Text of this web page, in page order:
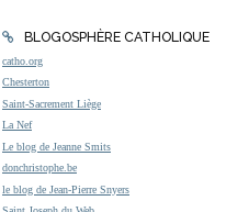
BLOGOSPHÈRE CATHOLIQUE
catho.org
Chesterton
Saint-Sacrement Liège
La Nef
Le blog de Jeanne Smits
donchristophe.be
le blog de Jean-Pierre Snyers